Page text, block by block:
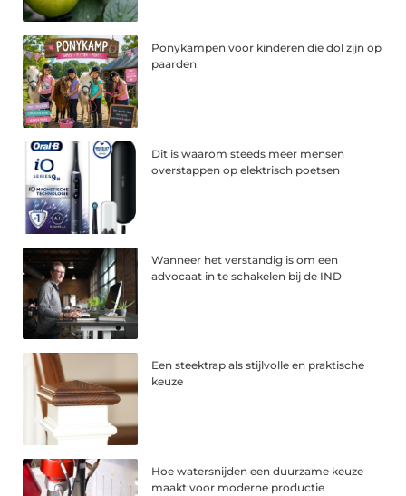
Ponykampen voor kinderen die dol zijn op
paarden
Dit is waarom steeds meer mensen
overstappen op elektrisch poetsen
Wanneer het verstandig is om een
advocaat in te schakelen bij de IND
Een steektrap als stijlvolle en praktische
keuze
Hoe watersnijden een duurzame keuze
maakt voor moderne productie